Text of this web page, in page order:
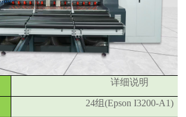
详细说明
24组(Epson I3200-A1)